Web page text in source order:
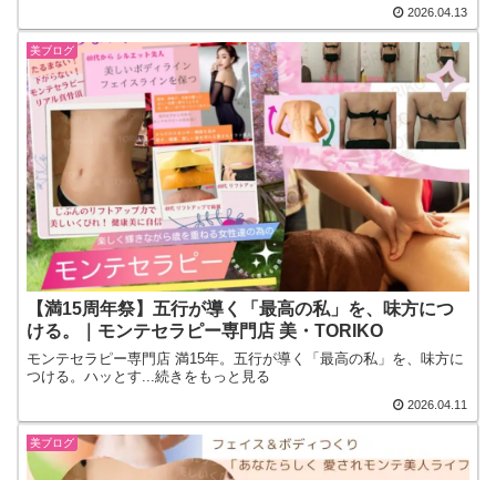
2026.04.13
美ブログ
【満15周年祭】五行が導く「最高の私」を、味方につ
ける。｜モンテセラピー専門店 美・TORIKO
モンテセラピー専門店 満15年。五行が導く「最高の私」を、味方に
つける。ハッとす...続きをもっと見る
2026.04.11
美ブログ